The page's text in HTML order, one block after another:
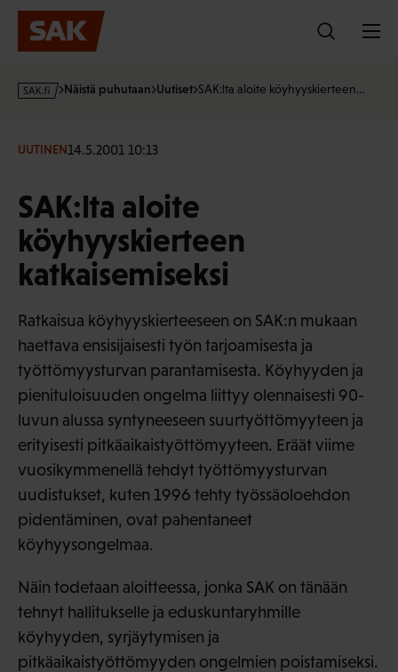
Hyppää
sisältöön
s
·
Näistä puhutaan Uutiset SAK:lta aloite köyhyyskierteen…
UUTINEN14.5.2001 10:13
SAK:lta aloite
köyhyyskierteen
katkaisemiseksi
Ratkaisua köyhyyskierteeseen on SAK:n mukaan
haettava ensisijaisesti työn tarjoamisesta ja
työttömyysturvan parantamisesta. Köyhyyden ja
pienituloisuuden ongelma liittyy olennaisesti 90-
luvun alussa syntyneeseen suurtyöttömyyteen ja
erityisesti pitkäaikaistyöttömyyteen. Eräät viime
vuosikymmenellä tehdyt työttömyysturvan
uudistukset, kuten 1996 tehty työssäoloehdon
pidentäminen, ovat pahentaneet
köyhyysongelmaa.
Näin todetaan aloitteessa, jonka SAK on tänään
tehnyt hallitukselle ja eduskuntaryhmille
köyhyyden, syrjäytymisen ja
pitkäaikaistyöttömyyden ongelmien poistamiseksi.